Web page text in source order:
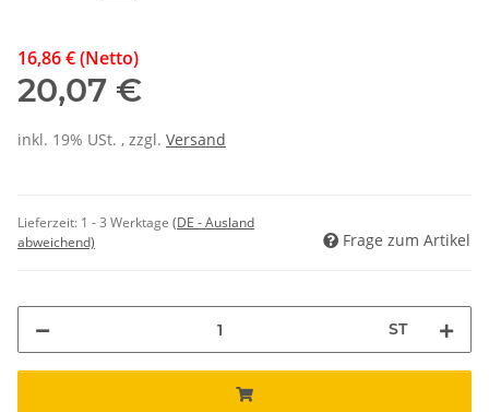
16,86 € (Netto)
20,07 €
inkl. 19% USt. , zzgl. Versand
Lieferzeit: 1 - 3 Werktage (DE - Ausland
abweichend)
Frage zum Artikel
ST